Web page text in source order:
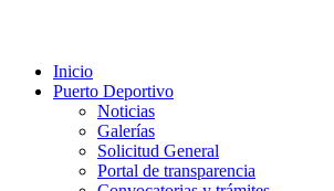
Inicio
Puerto Deportivo
Noticias
Galerías
Solicitud General
Portal de transparencia